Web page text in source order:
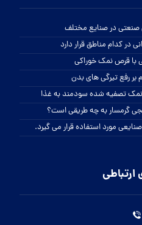
صنعتی در صنایع مختلف
در کدام مناطق قرار دارد
با قرص نمک خوراکی
بر رفع تیرگی های بدن
نمک تصفیه شده سودمند به غذا
گرمسار به چه طریقی است؟
مورد استفاده قرار می گیرد.
ارتباطی